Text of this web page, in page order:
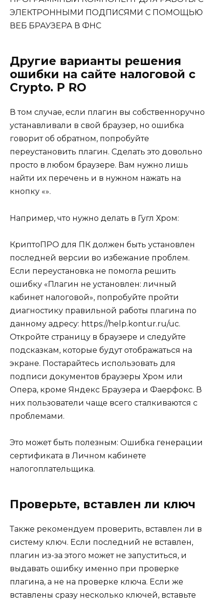
Другие варианты решения
ошибки на сайте налоговой с
Crypto. P RO
В том случае, если плагин вы собственноручно
устанавливали в свой браузер, но ошибка
говорит об обратном, попробуйте
переустановить плагин. Сделать это довольно
просто в любом браузере. Вам нужно лишь
найти их перечень и в нужном нажать на
кнопку «».
Например, что нужно делать в Гугл Хром:
КриптоПРО для ПК должен быть установлен
последней версии во избежание проблем.
Если переустановка не помогла решить
ошибку «Плагин не установлен: личный
кабинет налоговой», попробуйте пройти
диагностику правильной работы плагина по
данному адресу: https://help.kontur.ru/uc.
Откройте страницу в браузере и следуйте
подсказкам, которые будут отображаться на
экране. Постарайтесь использовать для
подписи документов браузеры Хром или
Опера, кроме Яндекс Браузера и Фаерфокс. В
них пользователи чаще всего сталкиваются с
проблемами.
Это может быть полезным: Ошибка генерации
сертификата в Личном кабинете
налогоплательщика.
Проверьте, вставлен ли ключ
Также рекомендуем проверить, вставлен ли в
систему ключ. Если последний не вставлен,
плагин из-за этого может не запуститься, и
выдавать ошибку именно при проверке
плагина, а не на проверке ключа. Если же
вставлены сразу несколько ключей, вставьте